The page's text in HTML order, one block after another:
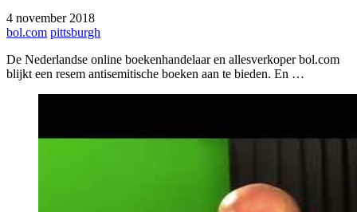
4 november 2018
bol.com pittsburgh
De Nederlandse online boekenhandelaar en allesverkoper bol.com
blijkt een resem antisemitische boeken aan te bieden. En …